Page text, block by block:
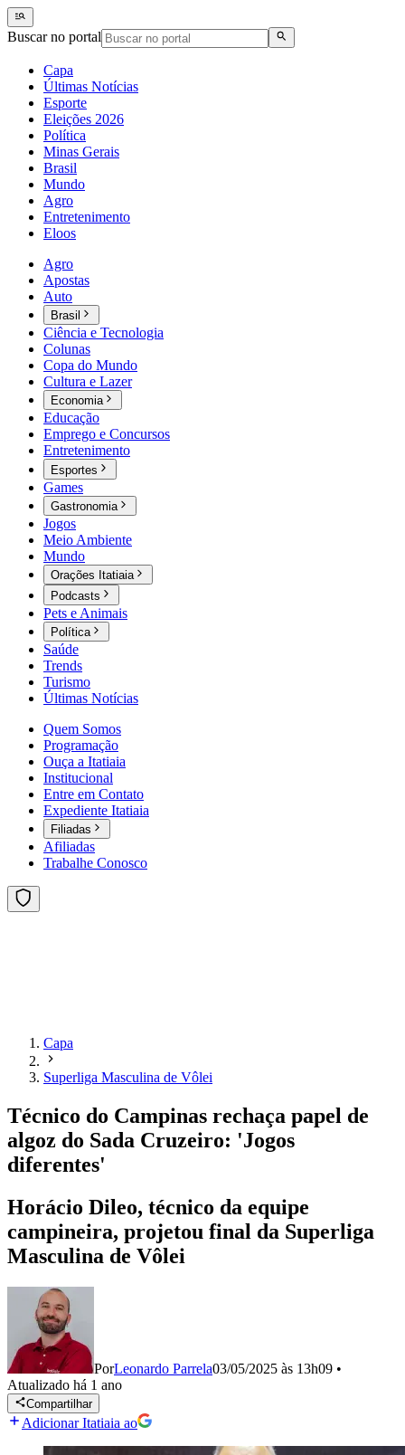
Buscar no portal
Capa
Últimas Notícias
Esporte
Eleições 2026
Política
Minas Gerais
Brasil
Mundo
Agro
Entretenimento
Eloos
Agro
Apostas
Auto
Brasil
Ciência e Tecnologia
Colunas
Copa do Mundo
Cultura e Lazer
Economia
Educação
Emprego e Concursos
Entretenimento
Esportes
Games
Gastronomia
Jogos
Meio Ambiente
Mundo
Orações Itatiaia
Podcasts
Pets e Animais
Política
Saúde
Trends
Turismo
Últimas Notícias
Quem Somos
Programação
Ouça a Itatiaia
Institucional
Entre em Contato
Expediente Itatiaia
Filiadas
Afiliadas
Trabalhe Conosco
Capa
Superliga Masculina de Vôlei
Técnico do Campinas rechaça papel de
algoz do Sada Cruzeiro: 'Jogos
diferentes'
Horácio Dileo, técnico da equipe
campineira, projetou final da Superliga
Masculina de Vôlei
PorLeonardo Parrela03/05/2025 às 13h09 •
Atualizado há 1 ano
Compartilhar
Adicionar Itatiaia ao